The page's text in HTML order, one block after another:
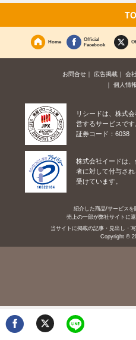
Home
Official
Facebook
お問合せ 広告掲載 会
個人情
リシードは、株式
営するサービスです
証券コード：6038
株式会社イードは
者に対して付与さ
受けています。
紹介した商品/サービスを
売上の一部が弊社サイトに
当サイトに掲載の記事・見出し・
Copyright ©